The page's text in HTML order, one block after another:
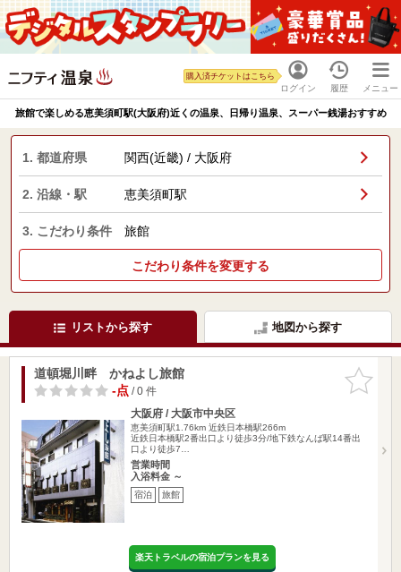
ログイン
購入済チケットはこちら
履歴 メニュー
旅館で楽しめる恵美須町駅(大阪府)近くの温泉、日帰り温泉、スーパー銭湯おすすめ
1. 都道府県 関西(近畿) / 大阪府
2. 沿線・駅 恵美須町駅
3. こだわり条件 旅館
こだわり条件を変更する
リストから探す 地図から探す
お気に入
りに追加
道頓堀川畔 かねよし旅館
-点/ 0 件
大阪府 / 大阪市中央区
恵美須町駅1.76km 近鉄日本橋駅266m
近鉄日本橋駅2番出口より徒歩3分/地下鉄なんば駅14番出
口より徒歩7…
営業時間
入浴料金 ～
宿泊 旅館
楽天トラベルの宿泊プランを見る